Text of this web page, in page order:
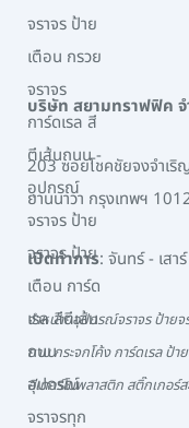
บริษัท สยามทราฟฟิค
203 ซอยโชคชัยจงจำเริ
ยานนาวา กรุงเทพฯ
เปิดทำการ: จันทร์ - เส
จำหน่ายอุปกรณ์จราจร ป้ายจ
ยาม กระจกโค้ง การ์ดเรล ป้า
สีเทอร์โมพลาสติก สติ๊กเกอ